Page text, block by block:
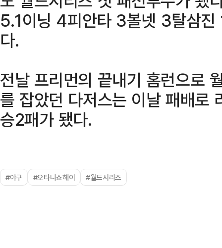
5.1이닝 4피안타 3볼넷 3탈삼진
다.
전날 프리먼의 끝내기 홈런으로
를 잡았던 다저스는 이날 패배로
승2패가 됐다.
#야구 #오타니쇼헤이 #월드시리즈